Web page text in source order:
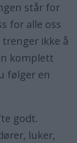
står for
for alle oss
ikke å
komplett
følger en
godt.
luker,